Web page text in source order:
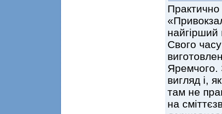
Практично
найгірший
Свого
Яремчого.
вигляд і,
там не
на